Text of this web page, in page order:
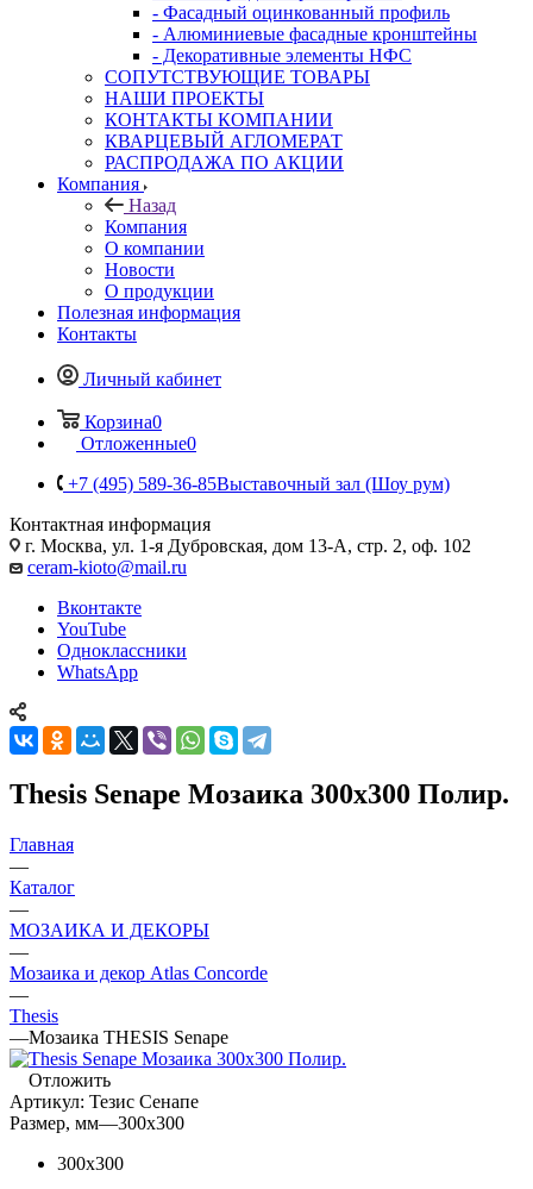
- Фасадный оцинкованный профиль
- Алюминиевые фасадные кронштейны
- Декоративные элементы НФС
СОПУТСТВУЮЩИЕ ТОВАРЫ
НАШИ ПРОЕКТЫ
КОНТАКТЫ КОМПАНИИ
КВАРЦЕВЫЙ АГЛОМЕРАТ
РАСПРОДАЖА ПО АКЦИИ
Компания
Назад
Компания
О компании
Новости
О продукции
Полезная информация
Контакты
Личный кабинет
Корзина0
Отложенные0
+7 (495) 589-36-85Выставочный зал (Шоу рум)
Контактная информация
г. Москва, ул. 1-я Дубровская, дом 13-А, стр. 2, оф. 102
ceram-kioto@mail.ru
Вконтакте
YouTube
Одноклассники
WhatsApp
Thesis Senape Мозаика 300x300 Полир.
Главная
—
Каталог
—
МОЗАИКА И ДЕКОРЫ
—
Мозаика и декор Atlas Concorde
—
Thesis
—Мозаика THESIS Senape
Отложить
Артикул: Тезис Сенапе
Размер, мм—300x300
300x300